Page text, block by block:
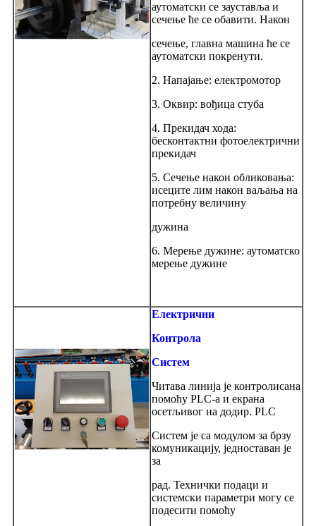
аутоматски се зауставља и
сечење ће се обавити. Након
сечење, главна машина ће се
аутоматски покренути.
2. Напајање: електромотор
3. Оквир: вођица стуба
4. Прекидач хода:
бесконтактни фотоелектрични
прекидач
5. Сечење након обликовања:
исеците лим након ваљања на
потребну величину
дужина
6. Мерење дужине: аутоматско
мерење дужине
Електрични
Контрола
Систем
Читава линија је контролисана
помоћу PLC-а и екрана
осетљивог на додир. PLC
Систем је са модулом за брзу
комуникацију, једноставан је
за
рад. Технички подаци и
системски параметри могу се
подесити помоћу